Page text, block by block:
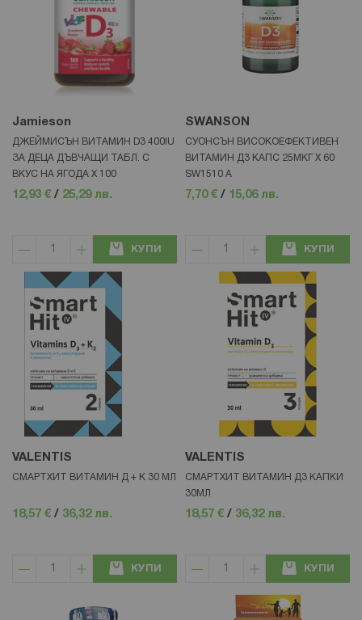
Jamieson
ДЖЕЙМИСЪН ВИТАМИН D3 400IU
ЗА ДЕЦА ДЪВЧAЩИ ТАБЛ. С
ВКУС НА ЯГОДА Х 100
12,93 € / 25,29 лв.
КУПИ
SWANSON
СУОНСЪН ВИСОКОЕФЕКТИВЕН
ВИТАМИН Д3 КАПС 25МКГ Х 60
SW1510 A
7,70 € / 15,06 лв.
КУПИ
VALENTIS
СМАРТХИТ ВИТАМИН Д + К 30 МЛ
18,57 € / 36,32 лв.
КУПИ
VALENTIS
СМАРТХИТ ВИТАМИН Д3 КАПКИ
30МЛ
18,57 € / 36,32 лв.
КУПИ